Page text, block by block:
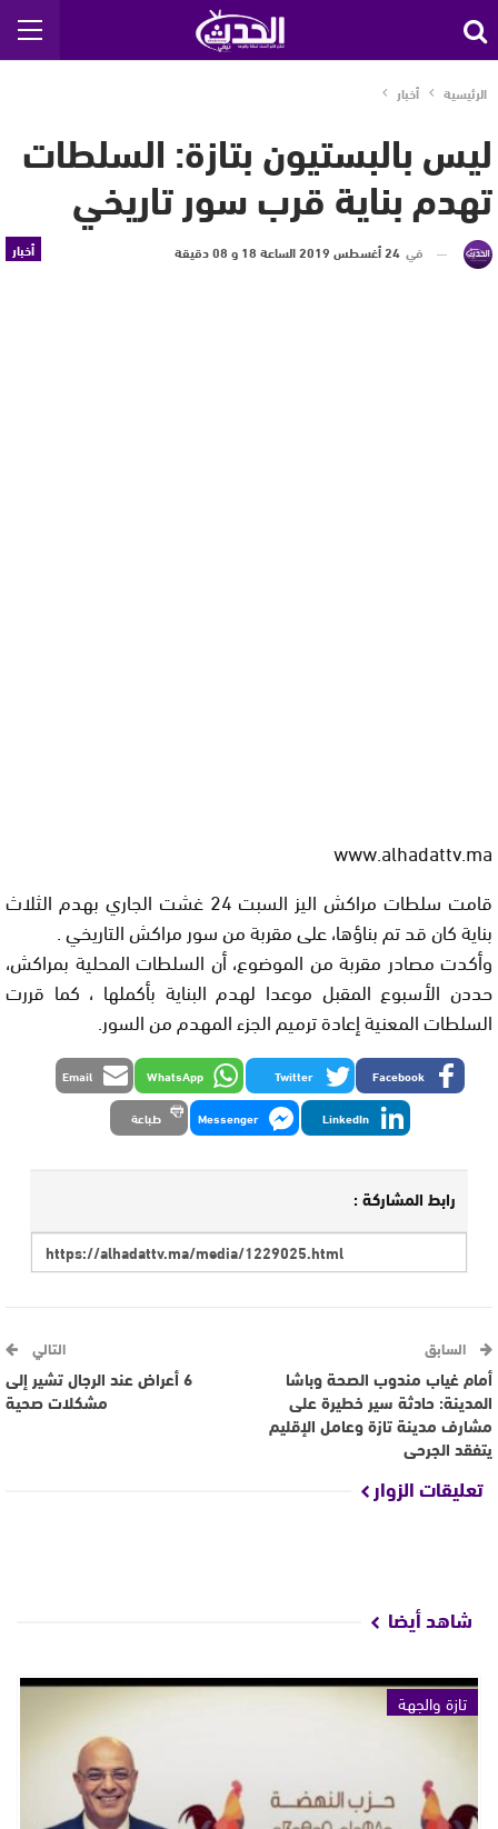
الرئيسية أخبار
ليس بالبستيون بتازة: السلطات
تهدم بناية قرب سور تاريخي
أخبار في 24 أغسطس 2019 الساعة 18 و 08 دقيقة
www.alhadattv.ma
قامت سلطات مراكش اليز السبت 24 غشت الجاري بهدم الثلاث
بناية كان قد تم بناؤها، على مقربة من سور مراكش التاريخي .
وأكدت مصادر مقربة من الموضوع، أن السلطات المحلية بمراكش،
حددن الأسبوع المقبل موعدا لهدم البناية بأكملها ، كما قررت
السلطات المعنية إعادة ترميم الجزء المهدم من السور.
Facebook
Twitter
WhatsApp
Email
LinkedIn
Messenger طباعة
رابط المشاركة :
السابق
أمام غياب مندوب الصحة وباشا
المدينة: حادثة سير خطيرة على
مشارف مدينة تازة وعامل الإقليم
يتفقد الجرحى
التالي
6 أعراض عند الرجال تشير إلى
مشكلات صحية
تعليقات الزوار
شاهد أيضا
تازة والجهة